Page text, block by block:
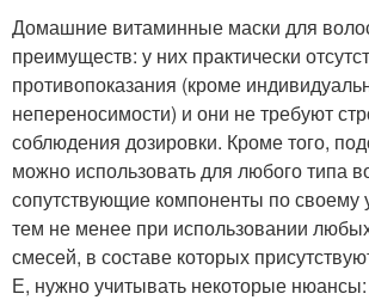
Домашние витаминные маски для
преимуществ: у них практически
противопоказания (кроме
непереносимости) и они не требуют
соблюдения дозировки. Кроме того,
можно использовать для любого типа
сопутствующие компоненты по
тем не менее при использовании
смесей, в составе которых
Е, нужно учитывать некоторые нюансы: